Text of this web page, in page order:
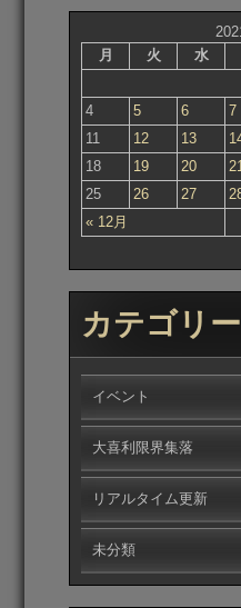
月
火 水
« 12月
4
5 6 7
11
12 13
18
19 20 21
25
26 27
カテゴリー
イベント
大喜利限界集落
リアルタイム更新
未分類